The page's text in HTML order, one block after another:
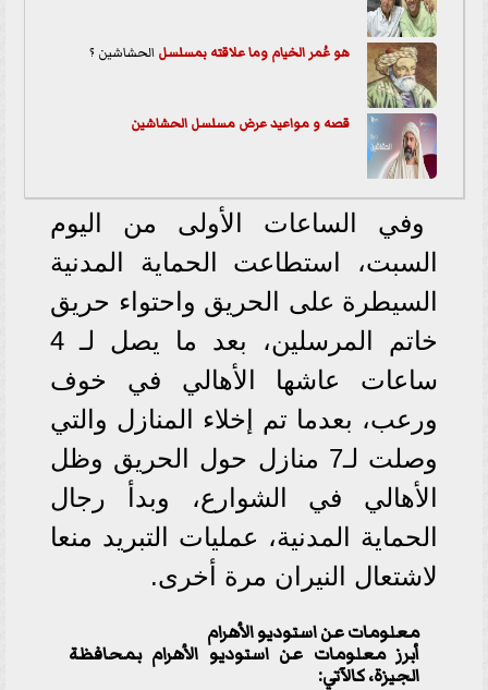
هو عُمر الخيام وما علاقته بمسلسل الحشاشين ؟
قصه و مواعيد عرض مسلسل الحشاشين
وفي الساعات الأولى من اليوم
السبت، استطاعت الحماية المدنية
السيطرة على الحريق واحتواء حريق
خاتم المرسلين، بعد ما يصل لـ 4
ساعات عاشها الأهالي في خوف
ورعب، بعدما تم إخلاء المنازل والتي
وصلت لـ7 منازل حول الحريق وظل
الأهالي في الشوارع، وبدأ رجال
الحماية المدنية، عمليات التبريد منعا
لاشتعال النيران مرة أخرى.
معلومات عن استوديو الأهرام
أبرز معلومات عن استوديو الأهرام بمحافظة
الجيزة، كالآتي: